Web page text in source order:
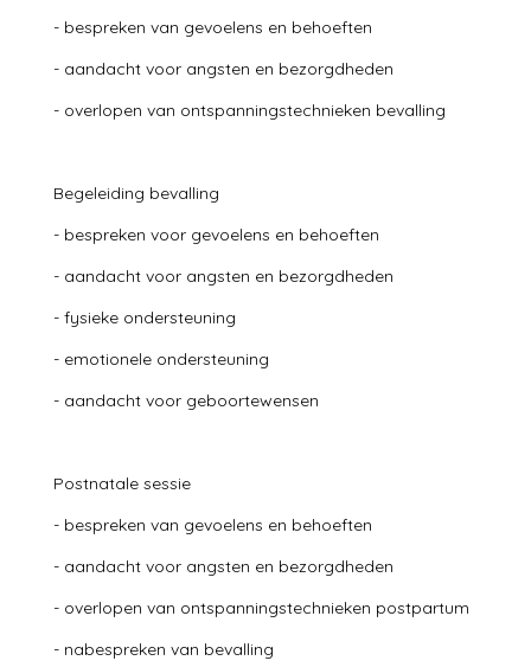
- bespreken van gevoelens en behoeften
- aandacht voor angsten en bezorgdheden
- overlopen van ontspanningstechnieken bevalling
Begeleiding bevalling
- bespreken voor gevoelens en behoeften
- aandacht voor angsten en bezorgdheden
- fysieke ondersteuning
- emotionele ondersteuning
- aandacht voor geboortewensen
Postnatale sessie
- bespreken van gevoelens en behoeften
- aandacht voor angsten en bezorgdheden
- overlopen van ontspanningstechnieken postpartum
- nabespreken van bevalling